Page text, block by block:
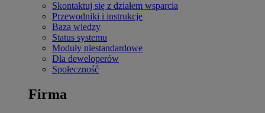
Skontaktuj się z działem wsparcia
Przewodniki i instrukcje
Baza wiedzy
Status systemu
Moduły niestandardowe
Dla deweloperów
Społeczność
Firma